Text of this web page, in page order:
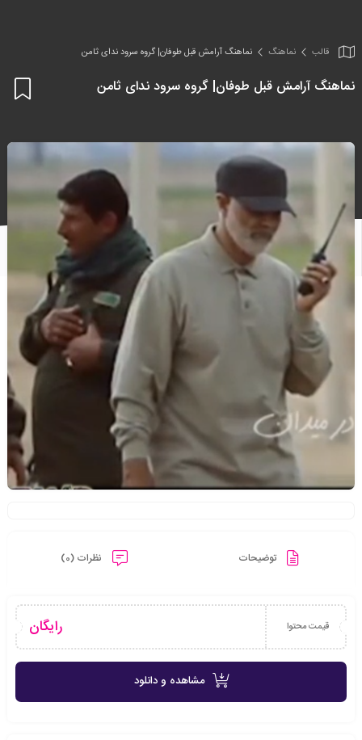
قالب نماهنگ نماهنگ آرامش قبل طوفان| گروه سرود ندای ثامن
نماهنگ آرامش قبل طوفان| گروه سرود ندای ثامن
توضیحات نظرات (0)
قیمت محتوا رایگان
مشاهده و دانلود